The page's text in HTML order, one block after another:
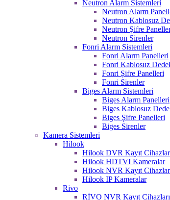
Neutron Alarm Sistemleri
Neutron Alarm
Neutron Kablosuz
Neutron Şifre
Neutron Sirenler
Fonri Alarm Sistemleri
Fonri Alarm Panelleri
Fonri Kablosuz
Fonri Şifre Panelleri
Fonri Sirenler
Biges Alarm Sistemleri
Biges Alarm Panelleri
Biges Kablosuz
Biges Şifre Panelleri
Biges Sirenler
Kamera Sistemleri
Hilook
Hilook DVR Kayıt
Hilook HDTVI Kameralar
Hilook NVR Kayıt
Hilook IP Kameralar
Rivo
RİVO NVR Kayıt Cihazları